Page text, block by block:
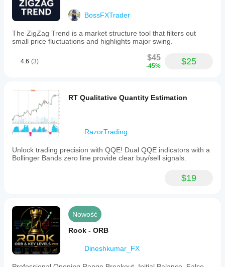
BossFXTrader
The ZigZag Trend is a market structure tool that filters out
small price fluctuations and highlights major swing.
4.6 (3) $45
-45% $25
RT Qualitative Quantity Estimation
RazorTrading
Unlock trading precision with QQE! Dual QQE indicators with a
Bollinger Bands zero line provide clear buy/sell signals.
$19
Nowość
Rook - ORB
Dineshkumar_FX